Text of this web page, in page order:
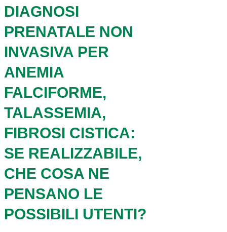
DIAGNOSI
PRENATALE NON
INVASIVA PER
ANEMIA
FALCIFORME,
TALASSEMIA,
FIBROSI CISTICA:
SE REALIZZABILE,
CHE COSA NE
PENSANO LE
POSSIBILI UTENTI?